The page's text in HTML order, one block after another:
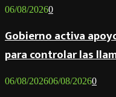
06/08/20260
Gobierno activa
para controlar las
06/08/202606/08/20260